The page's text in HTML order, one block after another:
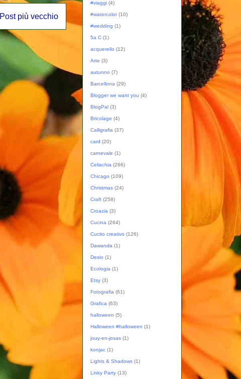
Post più vecchio
#viaggi (4)
#watercolor (10)
#wedding (1)
5a C (1)
acquerello (12)
Arte (3)
autunno (7)
Barcellona (29)
Blogger we want you (4)
BlogPal (3)
Bricolage (4)
Calligrafia (37)
card (20)
carnevale (1)
Celiachia (266)
Chicago (109)
Christmas (24)
Craft (258)
Croazia (3)
Cucina (264)
Cucito creativo (126)
Dawanda (1)
Desio (1)
Ecologia (1)
Etsy (3)
Fotografia (61)
Grafica (63)
halloween (5)
Halloween #halloween (1)
jouy-en-josas (1)
konjac (1)
Lights & Shadows (1)
Linky Party (13)